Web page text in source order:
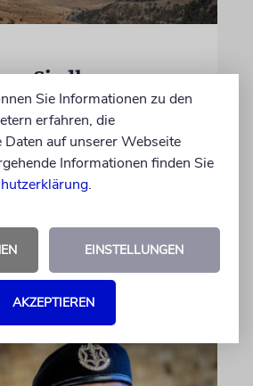
Siedler wegen
Palästinensers
setzte sich gegen
und war an dem Oscar-
Täter vor Gericht
Sie Informationen zu den
erfahren, die
Daten auf unserer Webseite
Informationen finden Sie
.
EINSTELLUNGEN
AKZEPTIEREN